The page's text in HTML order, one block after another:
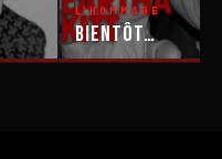
L'HOMMAGE
Bientôt…